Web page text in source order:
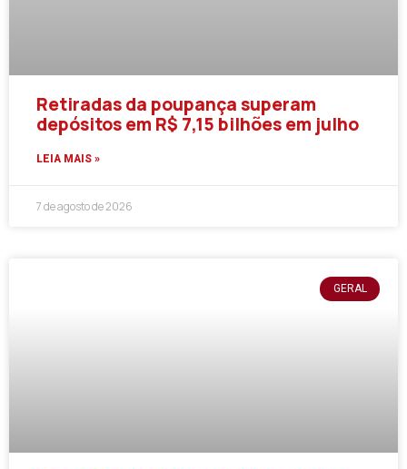
Retiradas da poupança superam
depósitos em R$ 7,15 bilhões em julho
LEIA MAIS »
7 de agosto de 2026
GERAL